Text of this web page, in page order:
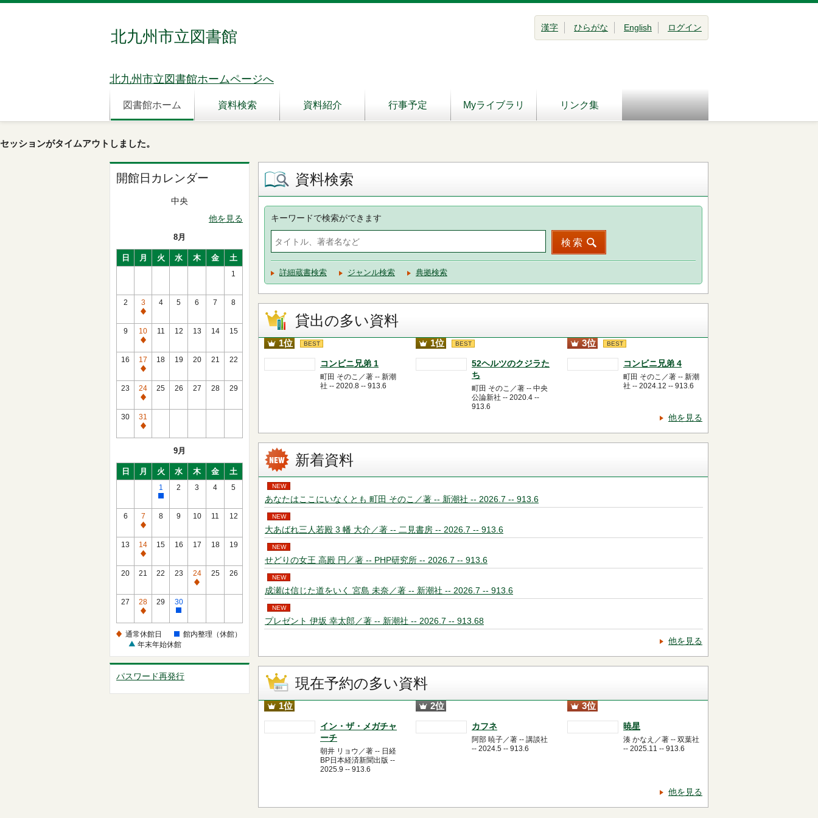
北九州市立図書館
北九州市立図書館ホームページへ
図書館ホーム 資料検索 資料紹介 行事予定 Myライブラリ リンク集
漢字 ひらがな English ログイン
セッションがタイムアウトしました。
開館日カレンダー
中央
他を見る
8月
日 月 火 水 木 金 土
1
2
3
通
常
休
館
日
4 5 6 7 8
9
10
通
常
休
館
日
11 12 13 14 15
16
17
通
常
休
館
日
18 19 20 21 22
23
24
通
常
休
館
25 26 27 28 29
30
31
通
館
日
9月
日 月 火 水 木 金 土
1
館
内
理
2 3 4 5
6
7
通
常
休
館
8 9 10 11 12
13
14
通
常
館
日
15 16 17 18 19
20 21 22 23
24
通
館
日
25 26
27
28
通
休
日
29
30
館
整
（休
館）
通常休館日
館内整理（休館）
年末年始休館
パスワード再発行
資料検索
キーワードで検索ができます
検索
詳細蔵書検索 ジャンル検索 典拠検索
貸出の多い資料
1位 BEST
コンビニ兄弟 1
町田 そのこ／著 -- 新潮
社 -- 2020.8 -- 913.6
1位 BEST
52ヘルツのクジラた
ち
町田 そのこ／著 -- 中央
公論新社 -- 2020.4 --
913.6
3位 BEST
コンビニ兄弟 4
町田 そのこ／著 -- 新潮
社 -- 2024.12 -- 913.6
他を見る
新着資料
NEW
あなたはここにいなくとも 町田 そのこ／著 -- 新潮社 -- 2026.7 -- 913.6
NEW
大あばれ三人若殿 3 幡 大介／著 -- 二見書房 -- 2026.7 -- 913.6
NEW
せどりの女王 高殿 円／著 -- PHP研究所 -- 2026.7 -- 913.6
NEW
成瀬は信じた道をいく 宮島 未奈／著 -- 新潮社 -- 2026.7 -- 913.6
NEW
プレゼント 伊坂 幸太郎／著 -- 新潮社 -- 2026.7 -- 913.68
他を見る
現在予約の多い資料
1位
イン・ザ・メガチャ
ーチ
朝井 リョウ／著 -- 日経
BP日本経済新聞出版 --
2025.9 -- 913.6
2位
カフネ
阿部 暁子／著 -- 講談社
-- 2024.5 -- 913.6
3位
暁星
湊 かなえ／著 -- 双葉社
-- 2025.11 -- 913.6
他を見る